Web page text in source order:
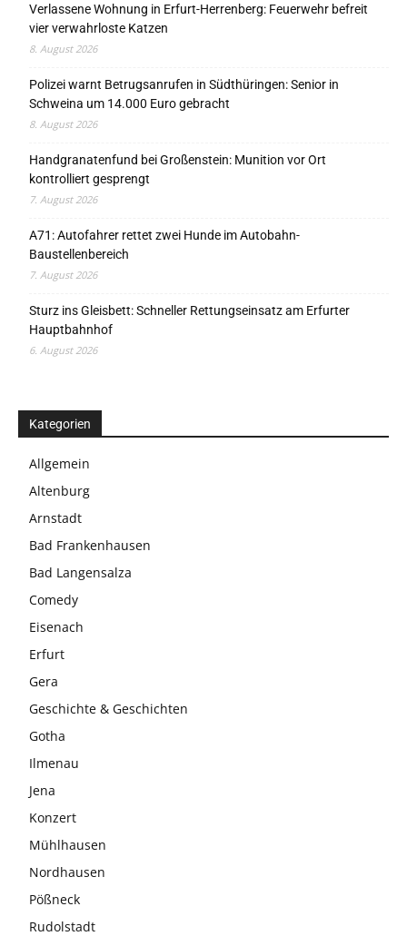
Verlassene Wohnung in Erfurt-Herrenberg: Feuerwehr befreit
vier verwahrloste Katzen
8. August 2026
Polizei warnt Betrugsanrufen in Südthüringen: Senior in
Schweina um 14.000 Euro gebracht
8. August 2026
Handgranatenfund bei Großenstein: Munition vor Ort
kontrolliert gesprengt
7. August 2026
A71: Autofahrer rettet zwei Hunde im Autobahn-
Baustellenbereich
7. August 2026
Sturz ins Gleisbett: Schneller Rettungseinsatz am Erfurter
Hauptbahnhof
6. August 2026
Kategorien
Allgemein
Altenburg
Arnstadt
Bad Frankenhausen
Bad Langensalza
Comedy
Eisenach
Erfurt
Gera
Geschichte & Geschichten
Gotha
Ilmenau
Jena
Konzert
Mühlhausen
Nordhausen
Pößneck
Rudolstadt